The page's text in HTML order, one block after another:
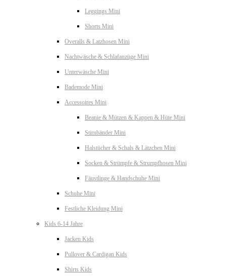
Leggings Mini
Shorts Mini
Overalls & Latzhosen Mini
Nachtwäsche & Schlafanzüge Mini
Unterwäsche Mini
Bademode Mini
Accessoires Mini
Beanie & Mützen & Kappen & Hüte Mini
Stirnbänder Mini
Halstücher & Schals & Lätzchen Mini
Socken & Strümpfe & Strumpfhosen Mini
Fäustlinge & Handschuhe Mini
Schuhe Mini
Festliche Kleidung Mini
Kids 6-14 Jahre
Jacken Kids
Pullover & Cardigan Kids
Shirts Kids